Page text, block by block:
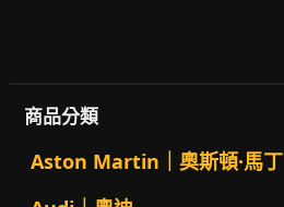
商品分類
Aston Martin｜奧斯頓·馬丁